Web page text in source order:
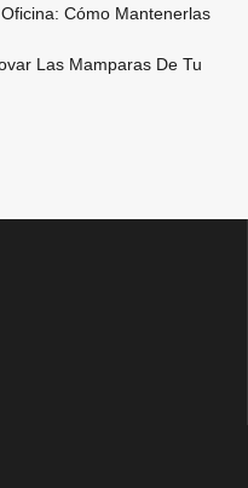
Cómo Mantenerlas
Las Mamparas De Tu